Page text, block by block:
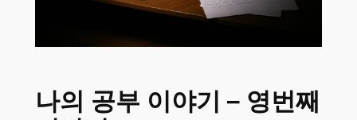
나의 공부 이야기 – 영번째